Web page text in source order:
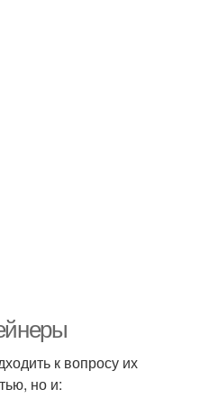
к вопросу их
но и: